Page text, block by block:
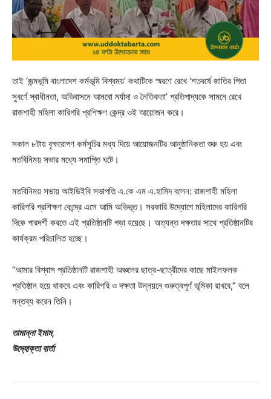
তাই ‘জন্মভূমি বাংলাদেশ কর্মভূমি বিশ্বময়’ কথাটিকে স্মরণে রেখে ‘শতবর্ষে জাতির পিতা
সুবর্ণে স্বাধীনতা, অভিবাসনে আনবো মর্যাদা ও নৈতিকতা’ প্রতিপাদ্যকে সামনে রেখে
রাজশাহী মহিলা কারিগরি প্রশিক্ষণ কেন্দ্র ওই আয়োজন করে।
সকাল ৮টায় বৃক্ষরোপণ কর্মসূচির মধ্য দিয়ে আয়োজনটির আনুষ্ঠানিকতা শুরু হয় এবং
মতবিনিময় সভার মধ্যে সমাপ্তি ঘটে।
মতবিনিময় সভায় আইডিইবি সভাপতি এ.কে এম এ.হামিদ বলেন: রাজশাহী মহিলা
কারিগরি প্রশিক্ষণ কেন্দ্রে এসে আমি অভিভূত। সরকারি উদ্যোগে মহিলাদের কারিগরি
দিকে পারদর্শী করতে এই প্রতিষ্ঠানটি গড়া হয়েছে। অত্যন্ত দক্ষতার সাথে প্রতিষ্ঠানটির
কার্যক্রম পরিচালিত হচ্ছে।
“আমার বিশ্বাস প্রতিষ্ঠানটি রাজশাহী অঞ্চলের ছাত্র-ছাত্রীদের কাছে মাইলফলক
প্রতিষ্ঠান হয়ে থাকবে এবং কারিগরি ও দক্ষতা উন্নয়নে গুরুত্বপূর্ণ ভূমিকা রাখবে,” বলে
মন্তব্য করেন তিনি।
তামান্না ইমাম,
উদ্যোক্তা বার্তা